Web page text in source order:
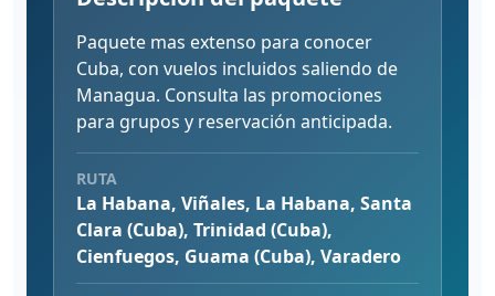
Paquete mas extenso para conocer
Cuba, con vuelos incluidos saliendo de
Managua. Consulta las promociones
para grupos y reservación anticipada.
RUTA
La Habana, Viñales, La Habana, Santa
Clara (Cuba), Trinidad (Cuba),
Cienfuegos, Guama (Cuba), Varadero